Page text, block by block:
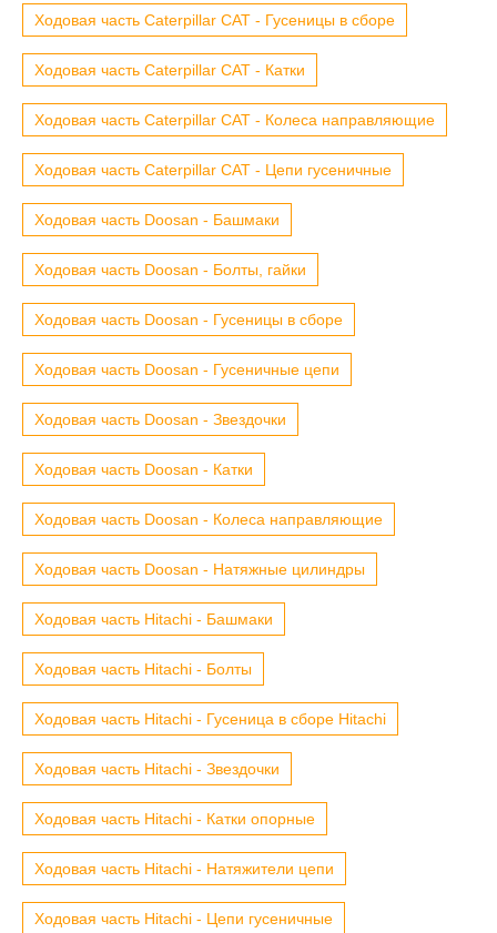
Ходовая часть Caterpillar CAT - Гусеницы в сборе
Ходовая часть Caterpillar CAT - Катки
Ходовая часть Caterpillar CAT - Колеса направляющие
Ходовая часть Caterpillar CAT - Цепи гусеничные
Ходовая часть Doosan - Башмаки
Ходовая часть Doosan - Болты, гайки
Ходовая часть Doosan - Гусеницы в сборе
Ходовая часть Doosan - Гусеничные цепи
Ходовая часть Doosan - Звездочки
Ходовая часть Doosan - Катки
Ходовая часть Doosan - Колеса направляющие
Ходовая часть Doosan - Натяжные цилиндры
Ходовая часть Hitachi - Башмаки
Ходовая часть Hitachi - Болты
Ходовая часть Hitachi - Гусеница в сборе Hitachi
Ходовая часть Hitachi - Звездочки
Ходовая часть Hitachi - Катки опорные
Ходовая часть Hitachi - Натяжители цепи
Ходовая часть Hitachi - Цепи гусеничные